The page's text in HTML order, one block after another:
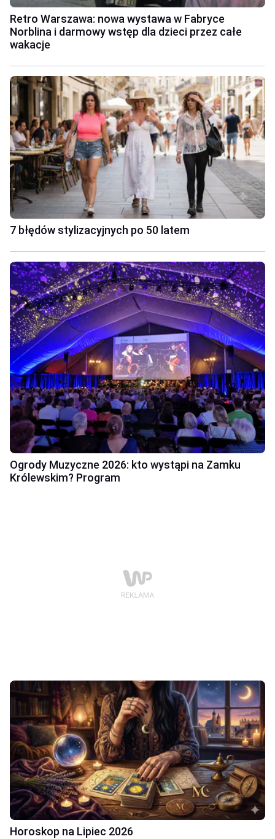
Retro Warszawa: nowa wystawa w Fabryce
Norblina i darmowy wstęp dla dzieci przez całe
wakacje
7 błędów stylizacyjnych po 50 latem
Ogrody Muzyczne 2026: kto wystąpi na Zamku
Królewskim? Program
Horoskop na Lipiec 2026